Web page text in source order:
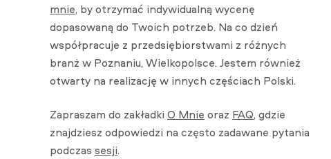
mnie, by otrzymać indywidualną wycenę
dopasowaną do Twoich potrzeb. Na co dzień
współpracuje z przedsiębiorstwami z różnych
branż w Poznaniu, Wielkopolsce. Jestem również
otwarty na realizację w innych częściach Polski.
Zapraszam do zakładki O Mnie oraz FAQ, gdzie
znajdziesz odpowiedzi na często zadawane pytania
podczas sesji.